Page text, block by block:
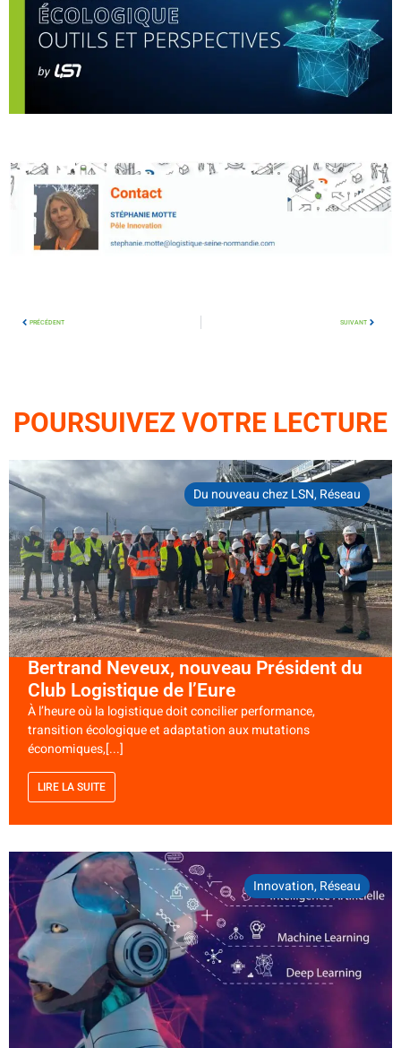
PRÉCÉDENT SUIVANT
POURSUIVEZ VOTRE LECTURE
Du nouveau chez LSN,Réseau
Bertrand Neveux, nouveau Président du
Club Logistique de l’Eure
À l’heure où la logistique doit concilier performance,
transition écologique et adaptation aux mutations
économiques,[...]
LIRE LA SUITE
Innovation,Réseau